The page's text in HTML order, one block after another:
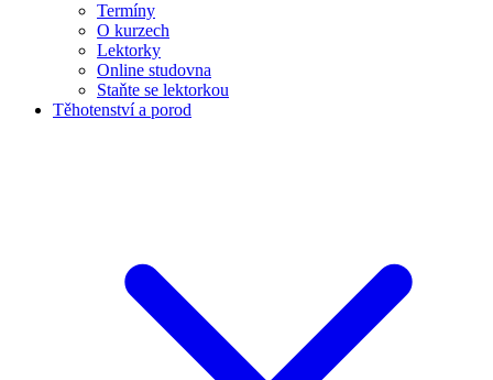
Termíny
O kurzech
Lektorky
Online studovna
Staňte se lektorkou
Těhotenství a porod